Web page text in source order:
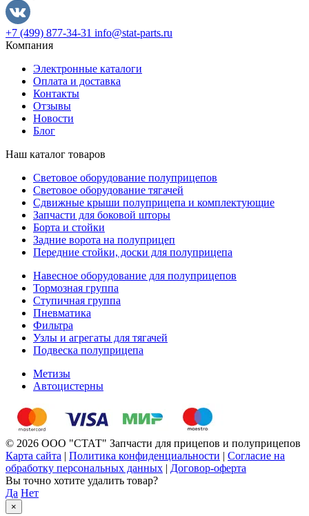
+7 (499) 877-34-31 info@stat-parts.ru
Компания
Электронные каталоги
Оплата и доставка
Контакты
Отзывы
Новости
Блог
Наш каталог товаров
Световое оборудование полуприцепов
Световое оборудование тягачей
Сдвижные крыши полуприцепа и комплектующие
Запчасти для боковой шторы
Борта и стойки
Задние ворота на полуприцеп
Передние стойки, доски для полуприцепа
Навесное оборудование для полуприцепов
Тормозная группа
Ступичная группа
Пневматика
Фильтра
Узлы и агрегаты для тягачей
Подвеска полуприцепа
Метизы
Автоцистерны
© 2026 ООО "СТАТ" Запчасти для прицепов и полуприцепов
Карта сайта | Политика конфиденциальности | Согласие на
обработку персональных данных | Договор-оферта
Вы точно хотите удалить товар?
Да Нет
×